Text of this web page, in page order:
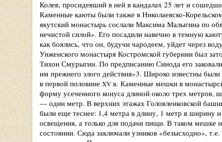
Колев, просидевший в ней в кандалах 25 лет и
Каменные каюты были также в Николаевско-
якутский монастырь сослали Максима Малыгина по
нечистой силой». Его посадили навечно в темную
как боялись, что он, будучи чародеем, уйдет через
Унженского монастыря Костромской губернии был
Тихон Смурыгин. По предписанию Синода его
им прежнего злого действия»3. Широко известны
в первой половине XV в. Каменные мешки в
форму усеченного конуса длиной около трех метров,
— один метр. В верхних этажах Головленковской
были еще теснее: 1,4 метра в длину, 1 метр в ширину
освещения, а только для подачи пищи. В таком мешке
состоянии. Сюда заключали узников «безысходно»,